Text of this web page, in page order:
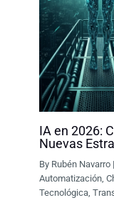
IA en 2026:
Nuevas
By Rubén Navarro
Automatización,
Tecnológica,